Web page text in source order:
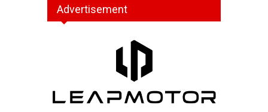
Advertisement